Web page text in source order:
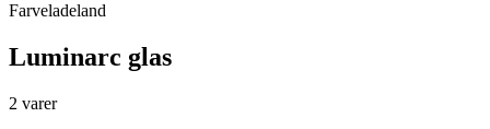
Farveladeland
Luminarc glas
2 varer